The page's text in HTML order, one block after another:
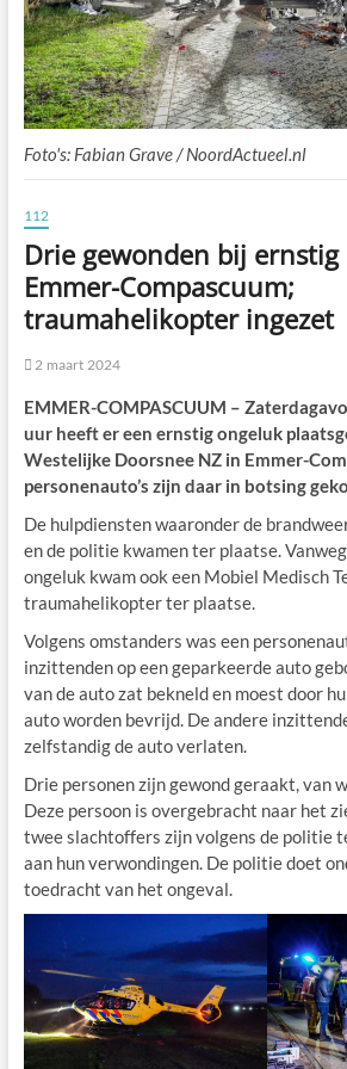
Foto's: Fabian Grave / NoordActueel.nl
112
Drie gewonden bij
Emmer-Compascuum;
traumahelikopter ingezet
2 maart 2024
EMMER-COMPASCUUM –
uur heeft er een ernstig ongeluk
Westelijke Doorsnee NZ in Emmer-
personenauto’s zijn daar in botsing
De hulpdiensten waaronder de
en de politie kwamen ter plaatse.
ongeluk kwam ook een Mobiel Medisch
traumahelikopter ter plaatse.
Volgens omstanders was een
inzittenden op een geparkeerde auto
van de auto zat bekneld en moest door
auto worden bevrijd. De andere
zelfstandig de auto verlaten.
Drie personen zijn gewond geraakt, van
Deze persoon is overgebracht naar het
twee slachtoffers zijn volgens de politie
aan hun verwondingen. De politie doet
toedracht van het ongeval.